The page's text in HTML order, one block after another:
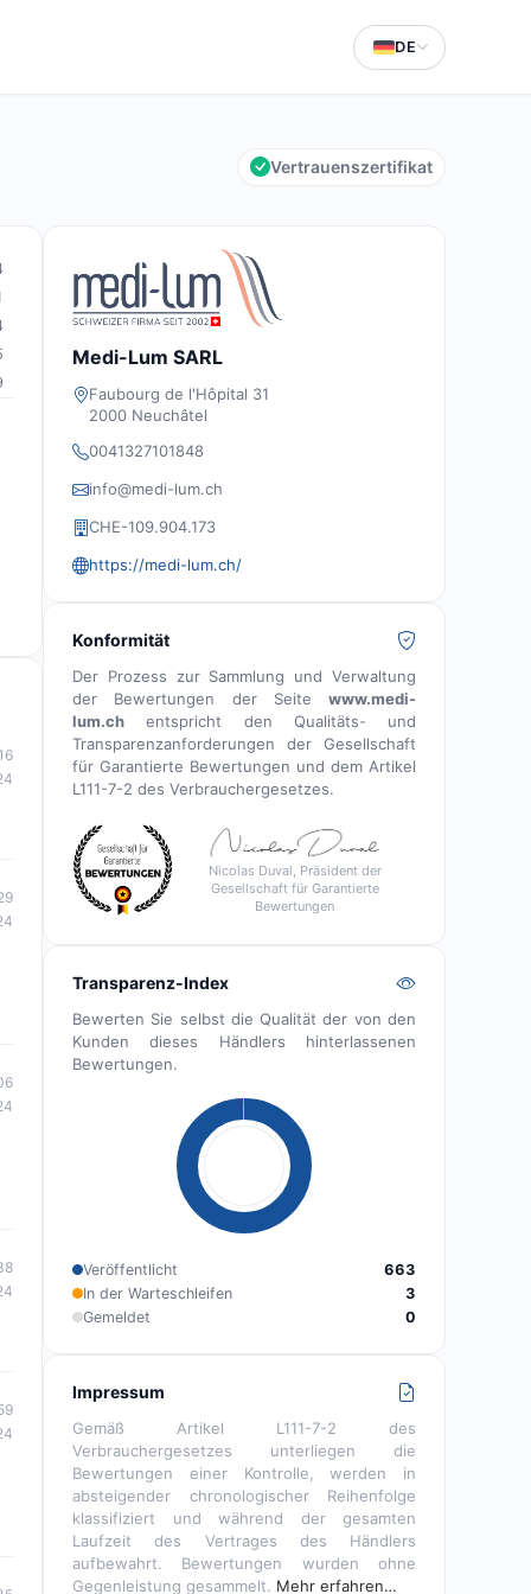
DE
Vertrauenszertifikat
Medi-Lum SARL
Faubourg de l'Hôpital 31
2000 Neuchâtel
0041327101848
info@medi-lum.ch
CHE-109.904.173
https://medi-lum.ch/
Konformität
Der Prozess zur Sammlung und Verwaltung
der Bewertungen der Seite www.medi-
lum.ch entspricht den Qualitäts- und
Transparenzanforderungen der Gesellschaft
für Garantierte Bewertungen und dem Artikel
L111-7-2 des Verbrauchergesetzes.
Nicolas Duval, Präsident der
Gesellschaft für Garantierte
Bewertungen
Transparenz-Index
Bewerten Sie selbst die Qualität der von den
Kunden dieses Händlers hinterlassenen
Bewertungen.
Veröffentlicht
663
In der Warteschleifen
3
Gemeldet
0
Impressum
Gemäß Artikel L111-7-2 des
Verbrauchergesetzes unterliegen die
Bewertungen einer Kontrolle, werden in
absteigender chronologischer Reihenfolge
klassifiziert und während der gesamten
Laufzeit des Vertrages des Händlers
aufbewahrt. Bewertungen wurden ohne
Gegenleistung gesammelt. Mehr erfahren…